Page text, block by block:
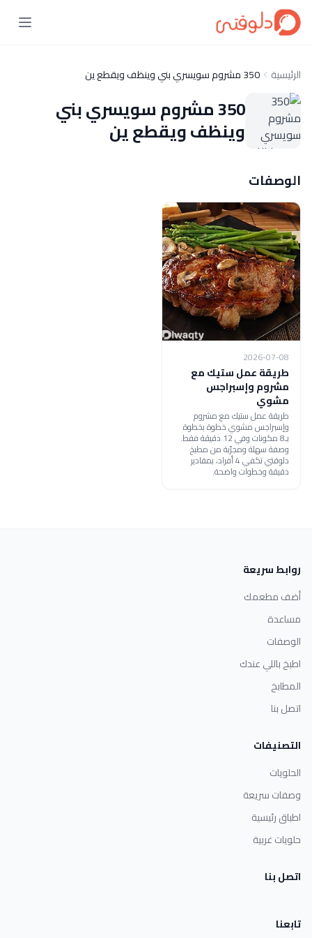
الرئيسية 350 مشروم سويسري بني وينظف ويقطع ين
350 مشروم سويسري بني
وينظف ويقطع ين
الوصفات
2026-07-08
طريقة عمل ستيك مع
مشروم وإسبراجس
مشوي
طريقة عمل ستيك مع مشروم
وإسبراجس مشوي خطوة بخطوة
بـ8 مكونات وفي 12 دقيقة فقط.
وصفة سهلة ومجرّبة من مطبخ
دلوقتي تكفي 4 أفراد، بمقادير
دقيقة وخطوات واضحة.
روابط سريعة
أضف مطعمك
مساعدة
الوصفات
اطبخ باللي عندك
المطابخ
اتصل بنا
التصنيفات
الحلويات
وصفات سريعة
اطباق رئيسية
حلويات غربية
اتصل بنا
تابعنا